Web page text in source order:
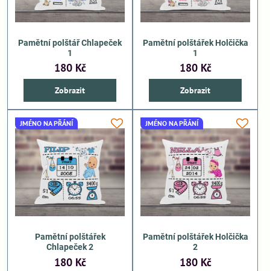
Pamětní polštář Chlapeček
1
180 Kč
Zobrazit
Pamětní polštářek Holčička
1
180 Kč
Zobrazit
JMÉNO NA PŘÁNÍ
Pamětní polštářek
Chlapeček 2
180 Kč
JMÉNO NA PŘÁNÍ
Pamětní polštářek Holčička
2
180 Kč